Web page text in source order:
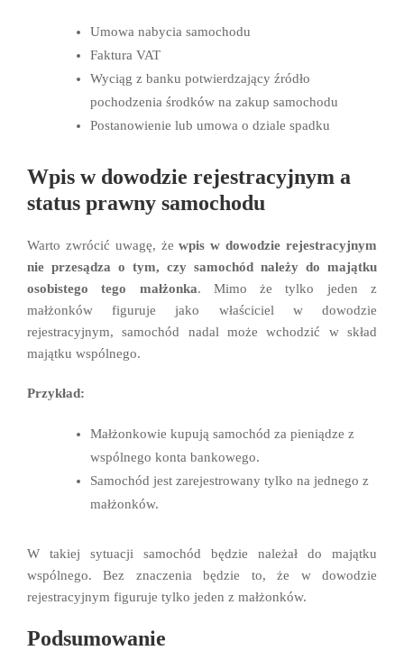
Umowa nabycia samochodu
Faktura VAT
Wyciąg z banku potwierdzający źródło
pochodzenia środków na zakup samochodu
Postanowienie lub umowa o dziale spadku
Wpis w dowodzie rejestracyjnym a
status prawny samochodu
Warto zwrócić uwagę, żewpis w dowodzie rejestracyjnym
nie przesądza o tym, czy samochód należy do majątku
osobistego tego małżonka. Mimo że tylko jeden z
małżonków figuruje jako właściciel w dowodzie
rejestracyjnym, samochód nadal może wchodzić w skład
majątku wspólnego.
Przykład:
Małżonkowie kupują samochód za pieniądze z
wspólnego konta bankowego.
Samochód jest zarejestrowany tylko na jednego z
małżonków.
W takiej sytuacji samochód będzie należał do majątku
wspólnego. Bez znaczenia będzie to, że w dowodzie
rejestracyjnym figuruje tylko jeden z małżonków.
Podsumowanie